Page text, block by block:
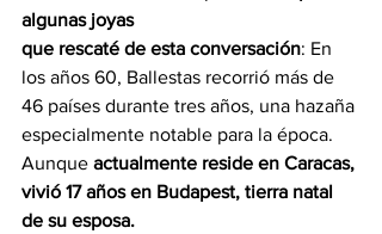
algunas joyas
que rescaté de esta conversación: En
los años 60, Ballestas recorrió más de
46 países durante tres años, una hazaña
especialmente notable para la época.
Aunque actualmente reside en Caracas,
vivió 17 años en Budapest, tierra natal
de su esposa.